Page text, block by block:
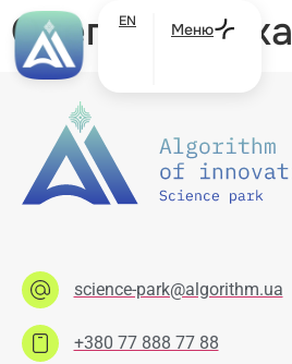
EN Меню
Олег Балабуха
science-park@algorithm.ua
+380 77 888 77 88